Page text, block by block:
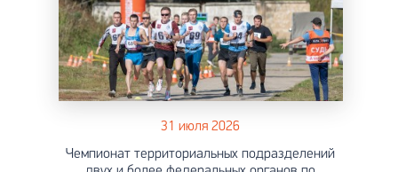
31 июля 2026
Чемпионат территориальных подразделений